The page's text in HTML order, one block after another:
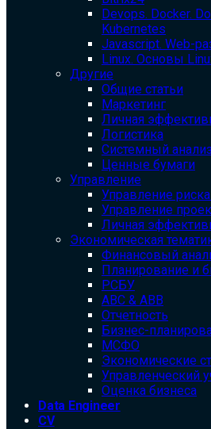
Devops. Docker.
Kubernetes
Javascript. Web-
Linux. Основы
Другие
Общие статьи
Маркетинг
Личная
Логистика
Системный
Ценные бумаги
Управление
Управление
Управление
Личная
Экономическая
Финансовый
Планирование и
РСБУ
ABC & ABB
Отчетность
Бизнес-
МСФО
Экономические
Управленческий
Оценка бизнеса
Data Engineer
CV